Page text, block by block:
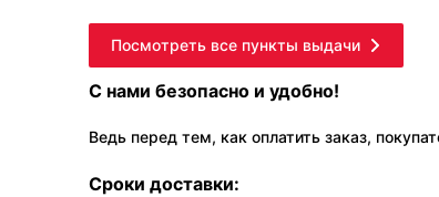
Посмотреть все пункты выдачи
С нами безопасно и удобно!
Ведь перед тем, как оплатить заказ,
Сроки доставки: